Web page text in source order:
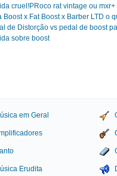
cruel!PRoco rat vintage ou
Boost x Fat Boost x Barber LTD o
de Distorção vs pedal de boost
sobre boost
em Geral
Erudita